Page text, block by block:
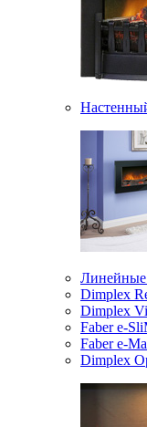
Dimplex
Dimplex
Faber e-
Faber e-
Dimplex